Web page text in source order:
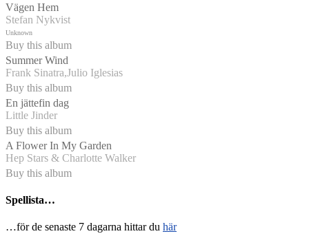
Vägen Hem
Stefan Nykvist
Unknown
Buy this album
Summer Wind
Frank Sinatra,Julio Iglesias
Buy this album
En jättefin dag
Little Jinder
Buy this album
A Flower In My Garden
Hep Stars & Charlotte Walker
Buy this album
Spellista…
…för de senaste 7 dagarna hittar du här